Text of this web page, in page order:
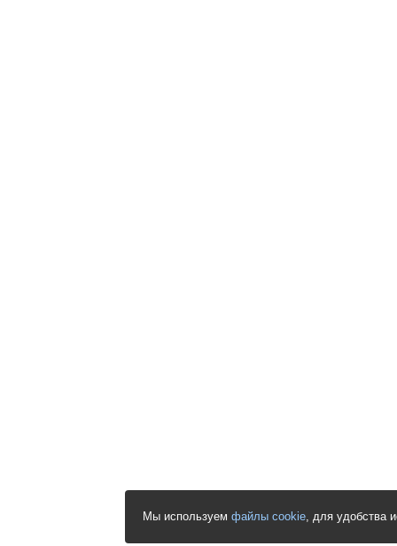
Мы используем файлы cookie, для удобства